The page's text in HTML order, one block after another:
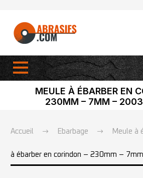
MEULE À ÉBARBER EN
230MM – 7MM –
Accueil Ebarbage Meule à
à ébarber en corindon – 230mm –